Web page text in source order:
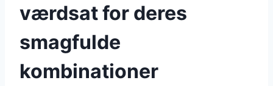
værdsat for deres
smagfulde
kombinationer